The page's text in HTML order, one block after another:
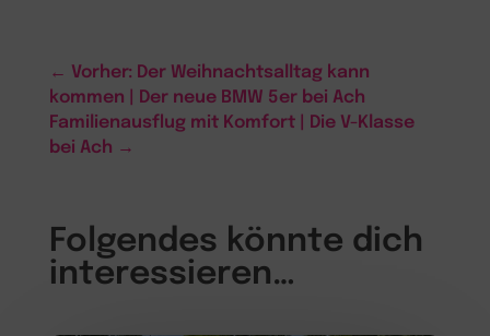
← Vorher: Der Weihnachtsalltag kann
kommen | Der neue BMW 5er bei Ach
Familienausflug mit Komfort | Die V-Klasse
bei Ach →
Folgendes könnte dich
interessieren…